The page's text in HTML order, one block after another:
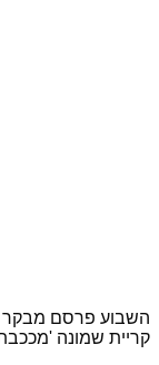
השבוע פרסם מבקר
קריית שמונה